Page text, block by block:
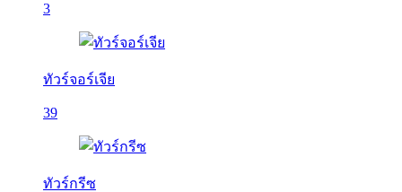
3
ทัวร์จอร์เจีย
39
ทัวร์กรีซ